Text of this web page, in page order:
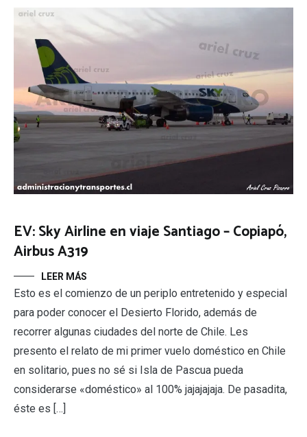
EV: Sky Airline en viaje Santiago – Copiapó,
Airbus A319
LEER MÁS
Esto es el comienzo de un periplo entretenido y especial
para poder conocer el Desierto Florido, además de
recorrer algunas ciudades del norte de Chile. Les
presento el relato de mi primer vuelo doméstico en Chile
en solitario, pues no sé si Isla de Pascua pueda
considerarse «doméstico» al 100% jajajajaja. De pasadita,
éste es […]